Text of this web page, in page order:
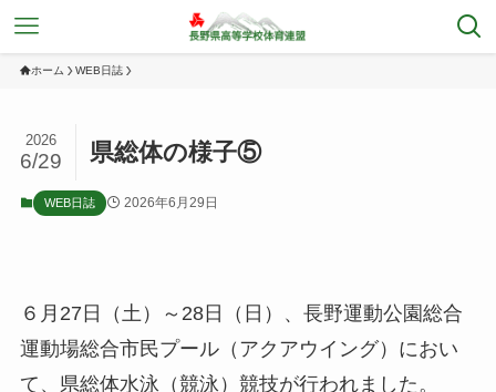
ホーム WEB日誌
県総体の様子⑤
2026
6/29
WEB日誌 2026年6月29日
６月27日（土）～28日（日）、長野運動公園総合
運動場総合市民プール（アクアウイング）におい
て、県総体水泳（競泳）競技が行われました。